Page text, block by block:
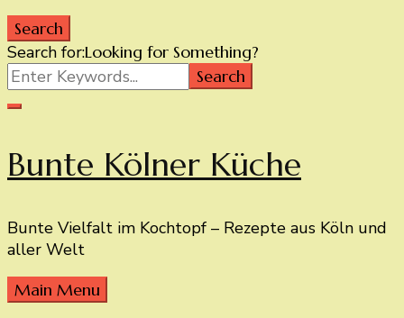
Search
Search for:Looking for Something?
Bunte Kölner Küche
Bunte Vielfalt im Kochtopf – Rezepte aus Köln und
aller Welt
Main Menu